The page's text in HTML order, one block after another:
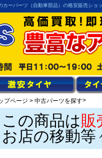
ーパーツ（自動車部品）の格安販売ショ
プページ > 中古パーツを探す>
この商品は販
お店の移動